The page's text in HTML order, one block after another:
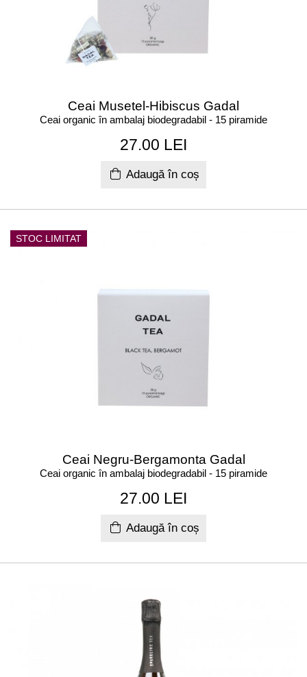
Ceai Musetel-Hibiscus Gadal
Ceai organic în ambalaj biodegradabil - 15 piramide
27.00 LEI
Adaugă în coș
STOC LIMITAT
Ceai Negru-Bergamonta Gadal
Ceai organic în ambalaj biodegradabil - 15 piramide
27.00 LEI
Adaugă în coș